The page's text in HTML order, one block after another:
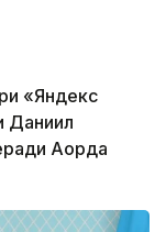
«Яндекс
Даниил
Ақорда